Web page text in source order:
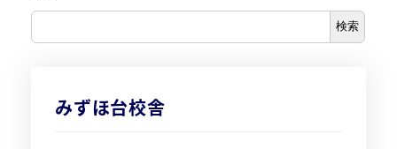
検索
みずほ台校舎